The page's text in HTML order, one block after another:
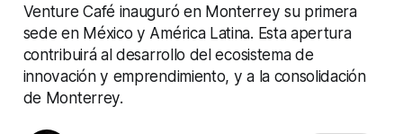
Venture Café inauguró en Monterrey su primera
sede en México y América Latina. Esta apertura
contribuirá al desarrollo del ecosistema de
innovación y emprendimiento, y a la consolidación
de Monterrey.